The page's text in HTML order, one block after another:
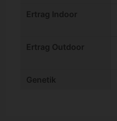
Ertrag Indoor
Ertrag Outdoor
Genetik